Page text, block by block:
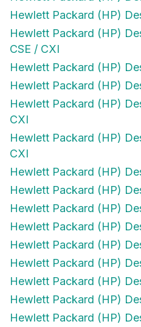
Hewlett Packard (HP)
Hewlett Packard (HP)
CSE / CXI
Hewlett Packard (HP)
Hewlett Packard (HP)
Hewlett Packard (HP)
CXI
Hewlett Packard (HP)
CXI
Hewlett Packard (HP)
Hewlett Packard (HP)
Hewlett Packard (HP)
Hewlett Packard (HP)
Hewlett Packard (HP)
Hewlett Packard (HP)
Hewlett Packard (HP)
Hewlett Packard (HP)
Hewlett Packard (HP)